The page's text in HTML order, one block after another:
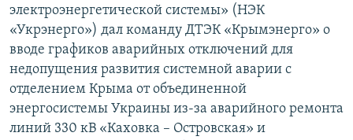
электроэнергетической системы» (НЭК
«Укрэнерго») дал команду ДТЭК «Крымэнерго» о
вводе графиков аварийных отключений для
недопущения развития системной аварии с
отделением Крыма от объединенной
энергосистемы Украины из-за аварийного ремонта
линий 330 кВ «Каховка – Островская» и